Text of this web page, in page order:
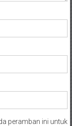
peramban ini untuk